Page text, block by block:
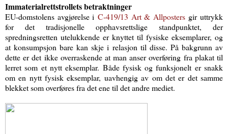
Immaterialrettstrollets betraktninger
EU-domstolens avgjørelse i C‑419/13 Art & Allpostersgir uttrykk
for det tradisjonelle opphavsrettslige standpunktet, der
spredningsretten utelukkende er knyttet til fysiske eksemplarer, og
at konsump­sjon bare kan skje i relasjon til disse. På bakgrunn av
dette er det ikke overraskende at man anser overføring fra plakat til
lerret som et nytt eksemplar. Både fysisk og funksjonelt er snakk
om en nytt fysisk eksemplar, uavhengig av om det er det samme
blekket som overføres fra det ene til det andre mediet.